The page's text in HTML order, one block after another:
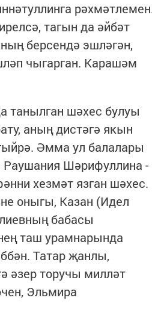
тагын да әйбәт
берсендә эшләгән,
чыгарган. Карашәм
танылган шәхес булуы
аның дистәгә якын
Әмма ул балалары
Шәрифуллина -
хезмәт язган шәхес.
оныгы, Казан (Идел
бабасы
таш урамнарында
Татар җанлы,
әзер торучы милләт
Эльмира